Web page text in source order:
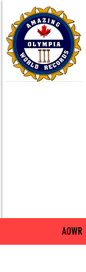
AOWR